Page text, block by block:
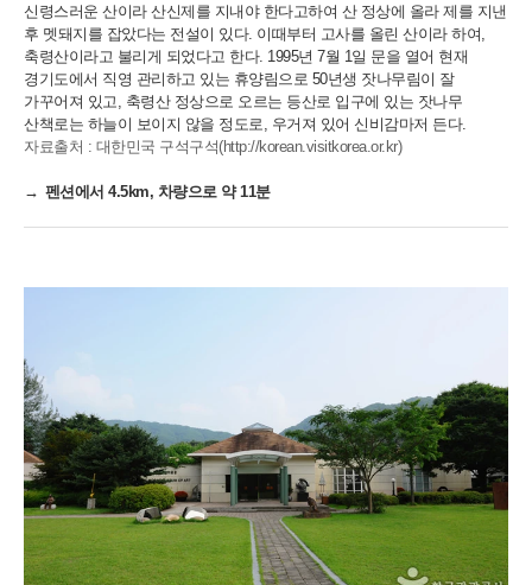
신령스러운 산이라 산신제를 지내야 한다고하여 산 정상에 올라 제를 지낸
후 멧돼지를 잡았다는 전설이 있다. 이때부터 고사를 올린 산이라 하여,
축령산이라고 불리게 되었다고 한다. 1995년 7월 1일 문을 열어 현재
경기도에서 직영 관리하고 있는 휴양림으로 50년생 잣나무림이 잘
가꾸어져 있고, 축령산 정상으로 오르는 등산로 입구에 있는 잣나무
산책로는 하늘이 보이지 않을 정도로, 우거져 있어 신비감마저 든다.
자료출처 : 대한민국 구석구석(http://korean.visitkorea.or.kr)
펜션에서 4.5km, 차량으로 약 11분